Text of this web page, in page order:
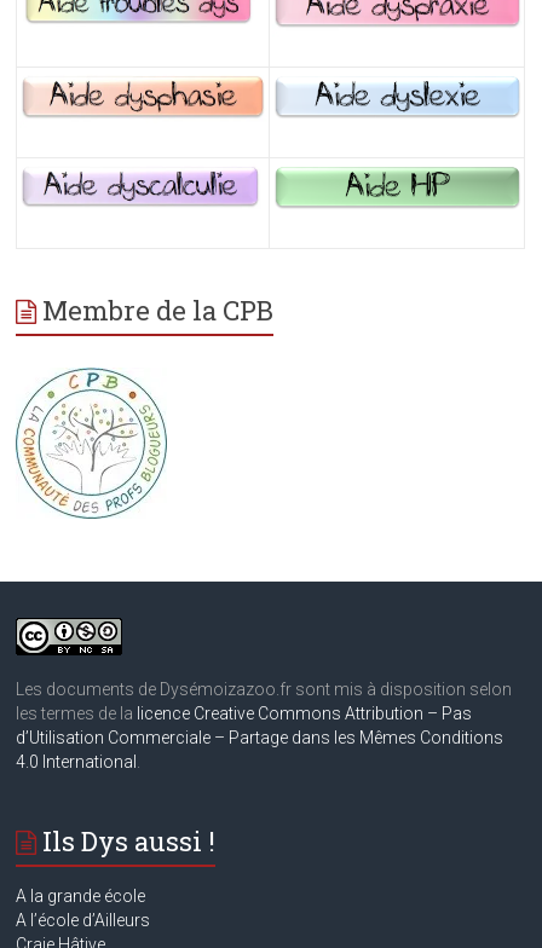
Membre de la CPB
Les documents de Dysémoizazoo.fr sont mis à disposition selon
les termes de la licence Creative Commons Attribution – Pas
d’Utilisation Commerciale – Partage dans les Mêmes Conditions
4.0 International
Ils Dys aussi !
A la grande école
A l’école d’Ailleurs